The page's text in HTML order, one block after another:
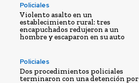
Policiales
Violento asalto en un
establecimiento rural: tres
encapuchados redujeron a un
hombre y escaparon en su auto
Policiales
Dos procedimientos policiales
terminaron con una detención por